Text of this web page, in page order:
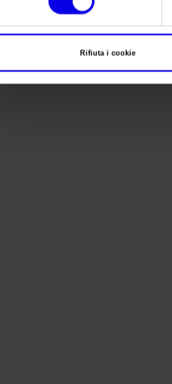
Rifiuta i cookie